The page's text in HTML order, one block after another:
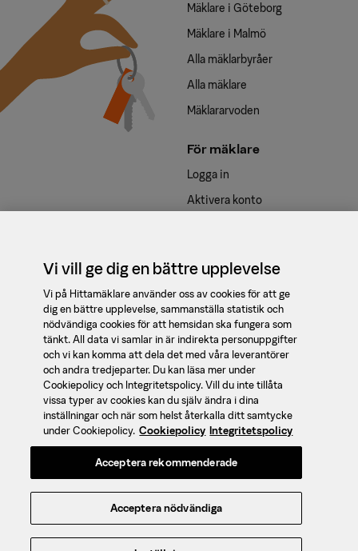
Hittamäklare är en
mäklarguide och
jämförelsetjänst av
mäklare, framtagen av
SBAB.
Ansvarig för sidans innehåll:
Sebastian Wickert © 2026 Booli
Mäklare i Göteborg
Mäklare i Malmö
Alla mäklarbyråer
Alla mäklare
Mäklararvoden
För mäklare
Logga in
Aktivera konto
Kontakt
support@booli.se
08 - 410 475 90
Om oss
Jobba med oss
Integritet
Cookies
Hantera cookies
Integritetspolicy
Användarvillkor
Vi vill ge dig en bättre upplevelse
Vi på Hittamäklare använder oss av cookies för att ge
dig en bättre upplevelse, sammanställa statistik och
nödvändiga cookies för att hemsidan ska fungera som
tänkt. All data vi samlar in är indirekta personuppgifter
och vi kan komma att dela det med våra leverantörer
och andra tredjeparter. Du kan läsa mer under
Cookiepolicy och Integritetspolicy. Vill du inte tillåta
vissa typer av cookies kan du själv ändra i dina
inställningar och när som helst återkalla ditt samtycke
under Cookiepolicy. Cookiepolicy Integritetspolicy
Acceptera nödvändiga
Acceptera rekommenderade